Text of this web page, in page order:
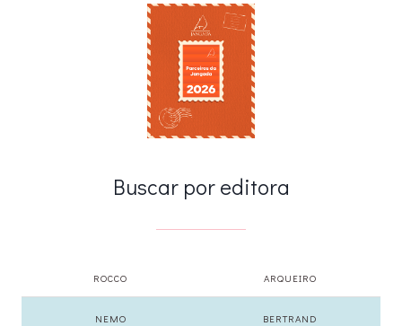
Buscar por editora
ROCCO ARQUEIRO
NEMO BERTRAND